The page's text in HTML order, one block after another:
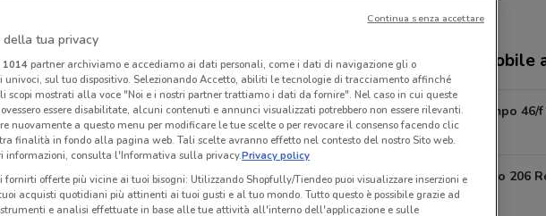
Negozi PosteMobile
Via Del Campo 46/f
6.6 km
Via Dei Berio 206
6.8 km
della tua privacy
1014partner archiviamo e accediamo ai dati personali, come i dati di navigazione gli o
sul tuo dispositivo. Selezionando Accetto, abiliti le tecnologie di tracciamento affinché
scopi mostrati alla voce "Noi e i nostri partner trattiamo i dati da fornire". Nel caso in cui queste
essere disabilitate, alcuni contenuti e annunci visualizzati potrebbero non essere rilevanti.
nuovamente a questo menu per modificare le tue scelte o per revocare il consenso facendo clic
finalità in fondo alla pagina web. Tali scelte avranno effetto nel contesto del nostro Sito web.
informazioni, consulta l'Informativa sulla privacy.Privacy policy
fornirti offerte più vicine ai tuoi bisogni: Utilizzando Shopfully/Tiendeo puoi visualizzare inserzioni e
acquisti quotidiani più attinenti ai tuoi gusti e al tuo mondo. Tutto questo è possibile grazie ad
e analisi effettuate in base alle tue attività all'interno dell'applicazione e sulle
Continua senza accettare